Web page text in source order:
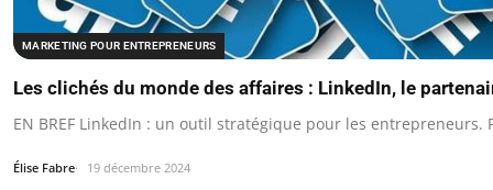
MARKETING POUR ENTREPRENEURS
Les clichés du monde des affaires : LinkedIn, le
EN BREF LinkedIn : un outil stratégique pour les
Élise Fabre 19 décembre 2024